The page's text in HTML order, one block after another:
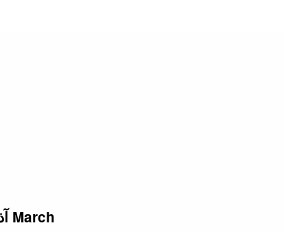
آذار (مارس) 01 البث العربي 2024 March